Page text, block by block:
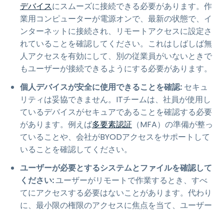
デバイスにスムーズに接続できる必要があります。作
業用コンピューターが電源オンで、最新の状態で、イ
ンターネットに接続され、リモートアクセスに設定さ
れていることを確認してください。これはしばしば無
人アクセスを有効にして、別の従業員がいないときで
もユーザーが接続できるようにする必要があります。
個人デバイスが安全に使用できることを確認: セキュ
リティは妥協できません。ITチームは、社員が使用し
ているデバイスがセキュアであることを確認する必要
があります。例えば多要素認証 （MFA）の準備が整っ
ていることや、会社がBYODアクセスをサポートして
いることを確認してください。
ユーザーが必要とするシステムとファイルを確認して
ください:ユーザーがリモートで作業するとき、すべ
てにアクセスする必要はないことがあります。代わり
に、最小限の権限のアクセスに焦点を当て、ユーザー